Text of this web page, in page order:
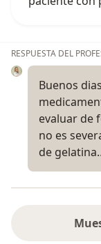
RESPUESTA DEL
Buenos
evaluar de
no es
de